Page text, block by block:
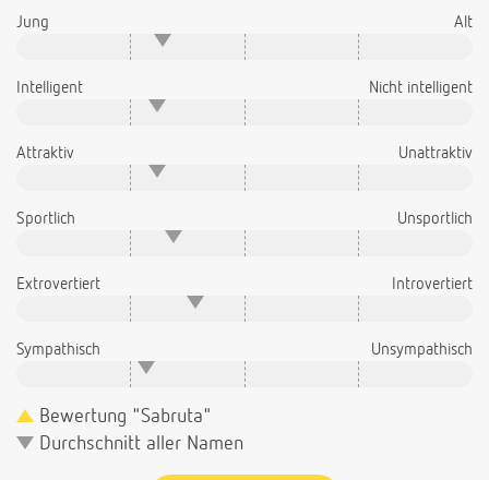
Jung Alt
Intelligent Nicht intelligent
Attraktiv Unattraktiv
Sportlich Unsportlich
Extrovertiert Introvertiert
Sympathisch Unsympathisch
Bewertung "Sabruta"
Durchschnitt aller Namen